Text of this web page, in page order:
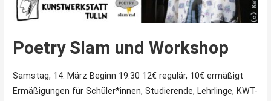
Poetry Slam und Workshop
Samstag, 14. März Beginn 19:30 12€ regulär, 10€ ermäßigt
Ermäßigungen für Schüler*innen, Studierende, Lehrlinge, KWT-